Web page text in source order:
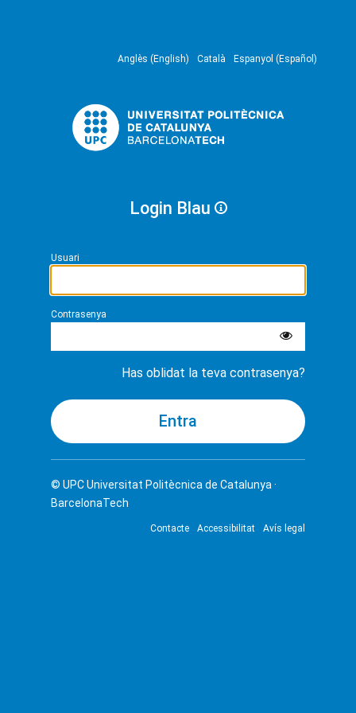
Anglès (English) Català Espanyol (Español)
Login Blau
Usuari
Contrasenya
Has oblidat la teva contrasenya?
© UPCUniversitat Politècnica de Catalunya ·
BarcelonaTech
Contacte Accessibilitat Avís legal